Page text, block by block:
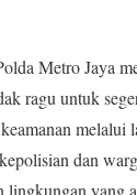
Metro Jaya
ragu untuk
melalui
dan
lingkungan yang